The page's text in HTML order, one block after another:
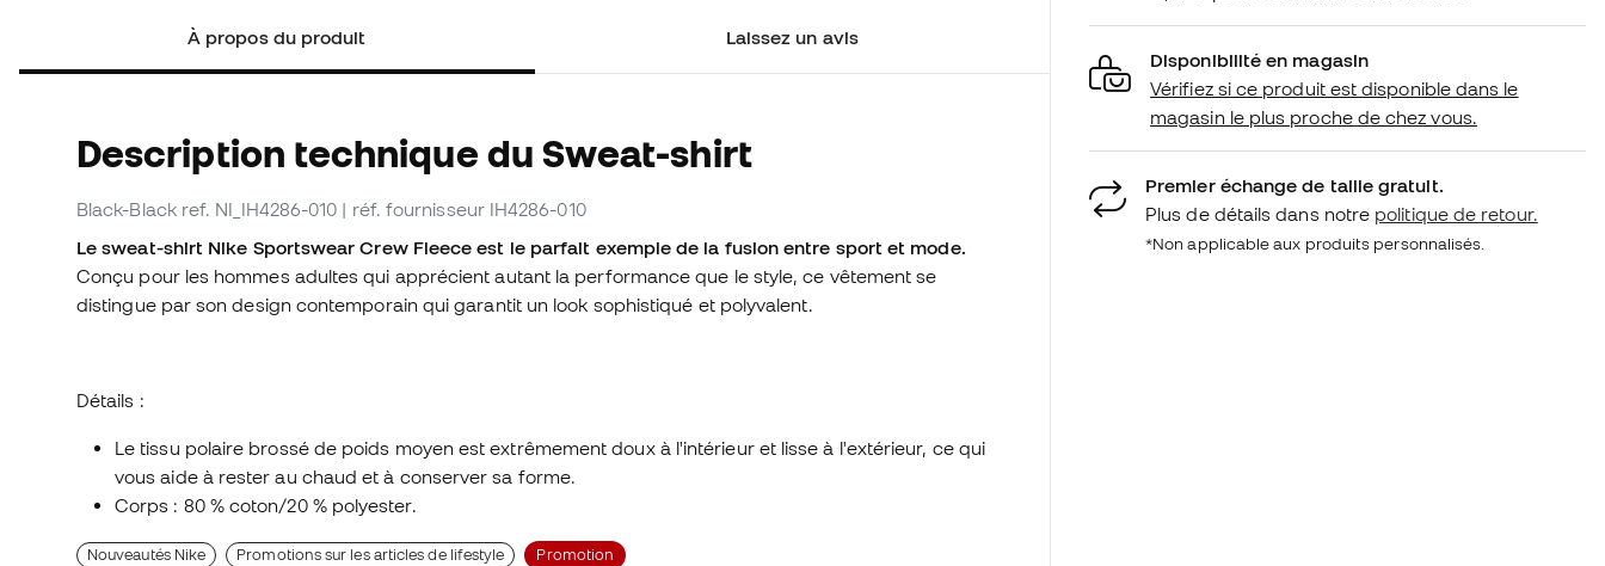
À propos du produit Laissez un avis
Description technique du Sweat-shirt
Black-Black ref. NI_IH4286-010 | réf. fournisseur IH4286-010
Le sweat-shirt Nike Sportswear Crew Fleece est le parfait exemple de la fusion entre sport et mode.
Conçu pour les hommes adultes qui apprécient autant la performance que le style, ce vêtement se
distingue par son design contemporain qui garantit un look sophistiqué et polyvalent.
Détails :
Le tissu polaire brossé de poids moyen est extrêmement doux à l'intérieur et lisse à l'extérieur, ce qui
vous aide à rester au chaud et à conserver sa forme.
Corps : 80 % coton/20 % polyester.
Nouveautés Nike Promotions sur les articles de lifestyle Promotion
Disponibilité en magasin
Vérifiez si ce produit est disponible dans le
magasin le plus proche de chez vous.
Premier échange de taille gratuit.
Plus de détails dans notre politique de retour.
*Non applicable aux produits personnalisés.